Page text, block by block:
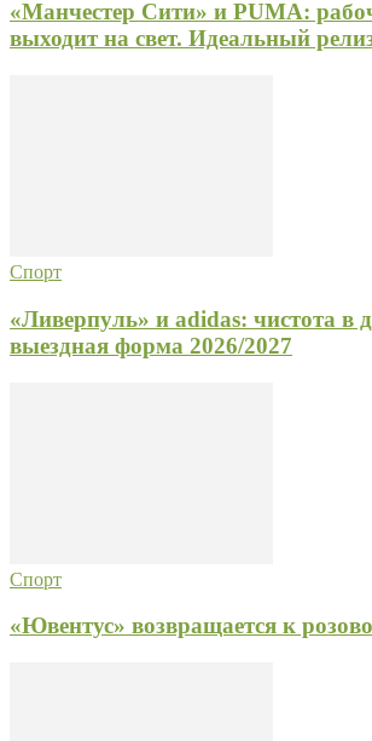
«Манчестер Сити» и PUMA:
выходит на свет. Идеальный
Спорт
«Ливерпуль» и adidas: чистота в
выездная форма 2026/2027
Спорт
«Ювентус» возвращается к